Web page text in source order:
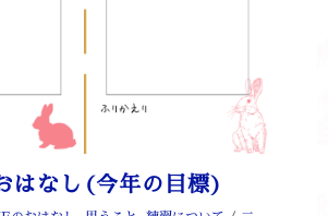
はなし(今年の目標)